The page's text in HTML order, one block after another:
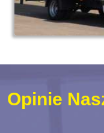
Opinie